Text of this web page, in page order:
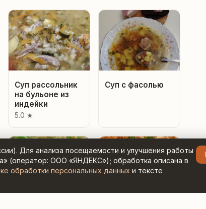
Для анализа посещаемости и улучшения работы
(оператор: ООО «ЯНДЕКС»); обработка описана в
обработки персональных данных и тексте
Суп рассольник
на бульоне из
индейки
5.0 ★
Суп с фасолью